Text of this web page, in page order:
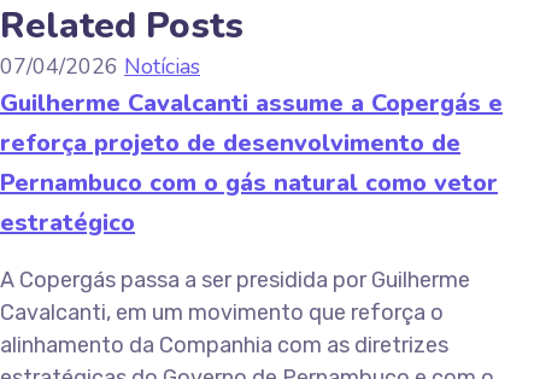
Related Posts
07/04/2026 Notícias
Guilherme Cavalcanti assume a Copergás e
reforça projeto de desenvolvimento de
Pernambuco com o gás natural como vetor
estratégico
A Copergás passa a ser presidida por Guilherme
Cavalcanti, em um movimento que reforça o
alinhamento da Companhia com as diretrizes